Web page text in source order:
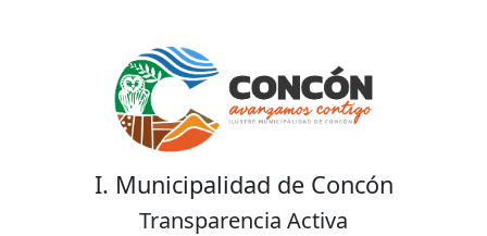
I. Municipalidad de Concón
Transparencia Activa